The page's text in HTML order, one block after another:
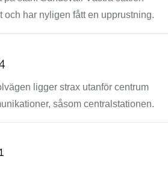
och har nyligen fått en upprustning.
ligger strax utanför centrum
såsom centralstationen.